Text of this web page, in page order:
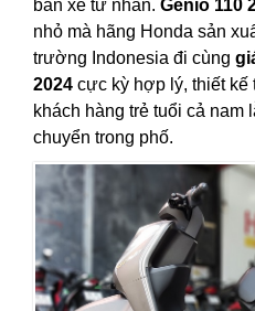
bán xe tư nhân. Genio 110
nhỏ mà hãng Honda sản
trường Indonesia đi cùng
2024 cực kỳ hợp lý, thiết kế
khách hàng trẻ tuổi cả nam
chuyển trong phố.